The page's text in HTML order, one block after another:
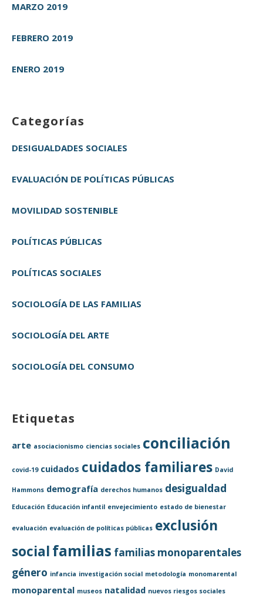
MARZO 2019
FEBRERO 2019
ENERO 2019
Categorías
DESIGUALDADES SOCIALES
EVALUACIÓN DE POLÍTICAS PÚBLICAS
MOVILIDAD SOSTENIBLE
POLÍTICAS PÚBLICAS
POLÍTICAS SOCIALES
SOCIOLOGÍA DE LAS FAMILIAS
SOCIOLOGÍA DEL ARTE
SOCIOLOGÍA DEL CONSUMO
Etiquetas
arte asociacionismo ciencias sociales conciliación
covid-19 cuidados cuidados familiares David
Hammons demografía derechos humanos desigualdad
Educación Educación infantil envejecimiento estado de bienestar
evaluación evaluación de políticas públicas exclusión
socialfamilias familias monoparentales
género infancia investigación social metodología monomarental
monoparental museos natalidad nuevos riesgos sociales